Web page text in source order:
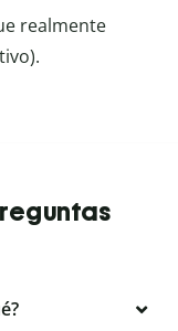
realmente